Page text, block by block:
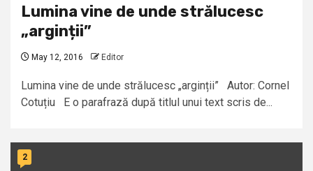
Lumina vine de unde strălucesc
„arginții”
May 12, 2016 Editor
Lumina vine de unde strălucesc „arginții” Autor: Cornel
Cotuțiu E o parafrază după titlul unui text scris de...
2